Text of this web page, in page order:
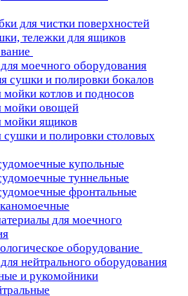
для чистки поверхностей
тележки для ящиков
моечного оборудования
сушки и полировки бокалов
котлов и подносов
овощей
ящиков
и полировки столовых
купольные
туннельные
фронтальные
для моечного
оборудование
нейтрального оборудования
и рукомойники